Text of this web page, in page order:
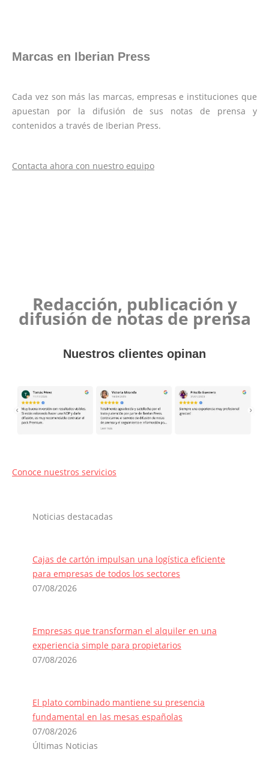
Marcas en Iberian Press
Cada vez son más las marcas, empresas e instituciones que
apuestan por la difusión de sus notas de prensa y
contenidos a través de Iberian Press.
Contacta ahora con nuestro equipo
Redacción, publicación y
difusión de notas de prensa
Nuestros clientes opinan
Conoce nuestros servicios
Noticias destacadas
Cajas de cartón impulsan una logística eficiente
para empresas de todos los sectores
07/08/2026
Empresas que transforman el alquiler en una
experiencia simple para propietarios
07/08/2026
El plato combinado mantiene su presencia
fundamental en las mesas españolas
07/08/2026
Últimas Noticias